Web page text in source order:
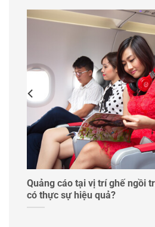
Quảng cáo tại vị trí ghế ngồi
có thực sự hiệu quả?